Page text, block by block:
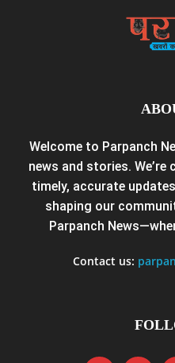
Welcome to Parpanch
news and stories.
timely, accurate
shaping our
Parpanch
Contact us: